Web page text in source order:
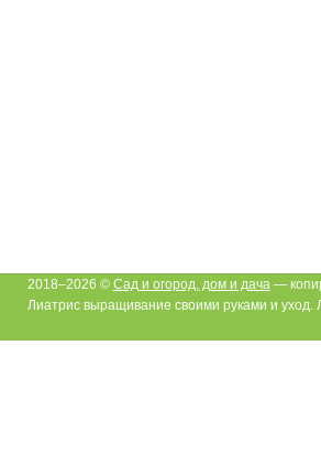
2018–2026 © Сад и огород, дом и дача—
Лиатрис выращивание своими руками и уход.